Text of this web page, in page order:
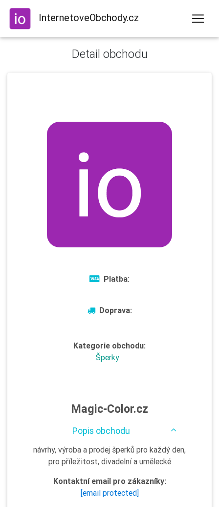
InternetoveObchody.cz
Detail obchodu
Platba:
Doprava:
Kategorie obchodu:
Šperky
Magic-Color.cz
Popis obchodu
návrhy, výroba a prodej šperků pro každý den,
pro příležitost, divadelní a umělecké
Kontaktní email pro zákazníky:
[email protected]